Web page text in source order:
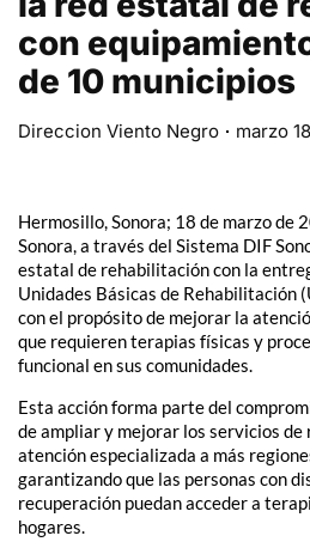
con
de 10 municipios
Direccion Viento Negro marzo
Hermosillo, Sonora; 18 de marzo de
Sonora, a través del Sistema DIF
estatal de rehabilitación con la
Unidades Básicas de Rehabilitación
con el propósito de mejorar la
que requieren terapias físicas y
funcional en sus comunidades.
Esta acción forma parte del
de ampliar y mejorar los servicios
atención especializada a más
garantizando que las personas con
recuperación puedan acceder a
hogares.